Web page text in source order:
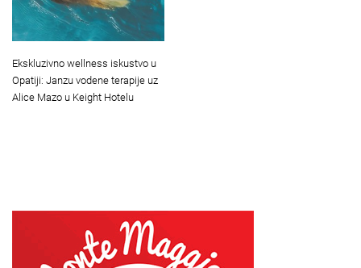
Ekskluzivno wellness iskustvo u
Opatiji: Janzu vodene terapije uz
Alice Mazo u Keight Hotelu